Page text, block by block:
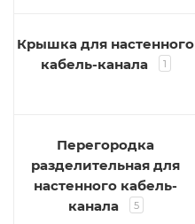
Крышка для настенного
кабель-канала
1
Перегородка
разделительная для
настенного кабель-
канала
5